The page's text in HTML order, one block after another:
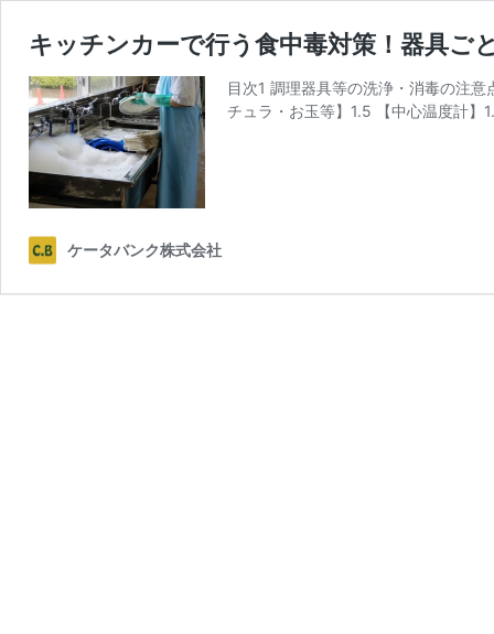
キッチンカーで行う食中毒対策！器具ご
目次1 調理器具等の洗浄・消毒の注
チュラ・お玉等】1.5 【中心温度計
ケータバンク株式会社